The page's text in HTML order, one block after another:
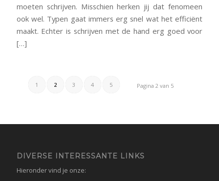
moeten schrijven. Misschien herken jij dat fenomeen
ook wel. Typen gaat immers erg snel wat het efficiënt
maakt. Echter is schrijven met de hand erg goed voor
[…]
Pagina 2 van 5
1 2 3 4 5
DIVERSE INTERESSANTE LINKS
Hieronder vind je onze: